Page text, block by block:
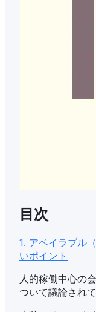
目次
1. アベイラブル
いポイント
人的稼働中心の
ついて議論され